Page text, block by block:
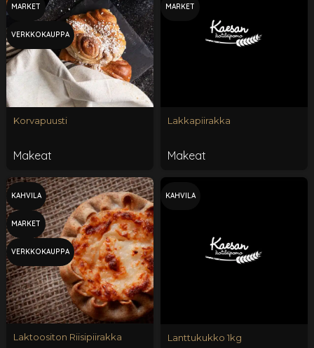
MARKET
VERKKOKAUPPA
Korvapuusti
Makeat
MARKET
Lakkapiirakka
Makeat
KAHVILA
MARKET
VERKKOKAUPPA
Laktoositon Riisipiirakka
KAHVILA
Lanttukukko 1kg